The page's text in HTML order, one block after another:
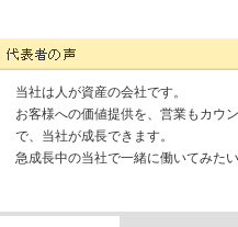
当社は人が資産の会社です。
お客様への価値提供を、営業もカウ
で、当社が成長できます。
急成長中の当社で一緒に働いてみた